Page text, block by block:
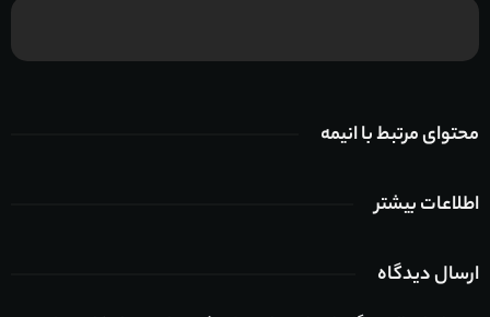
محتوای مرتبط با انیمه
اطلاعات بیشتر
ارسال دیدگاه